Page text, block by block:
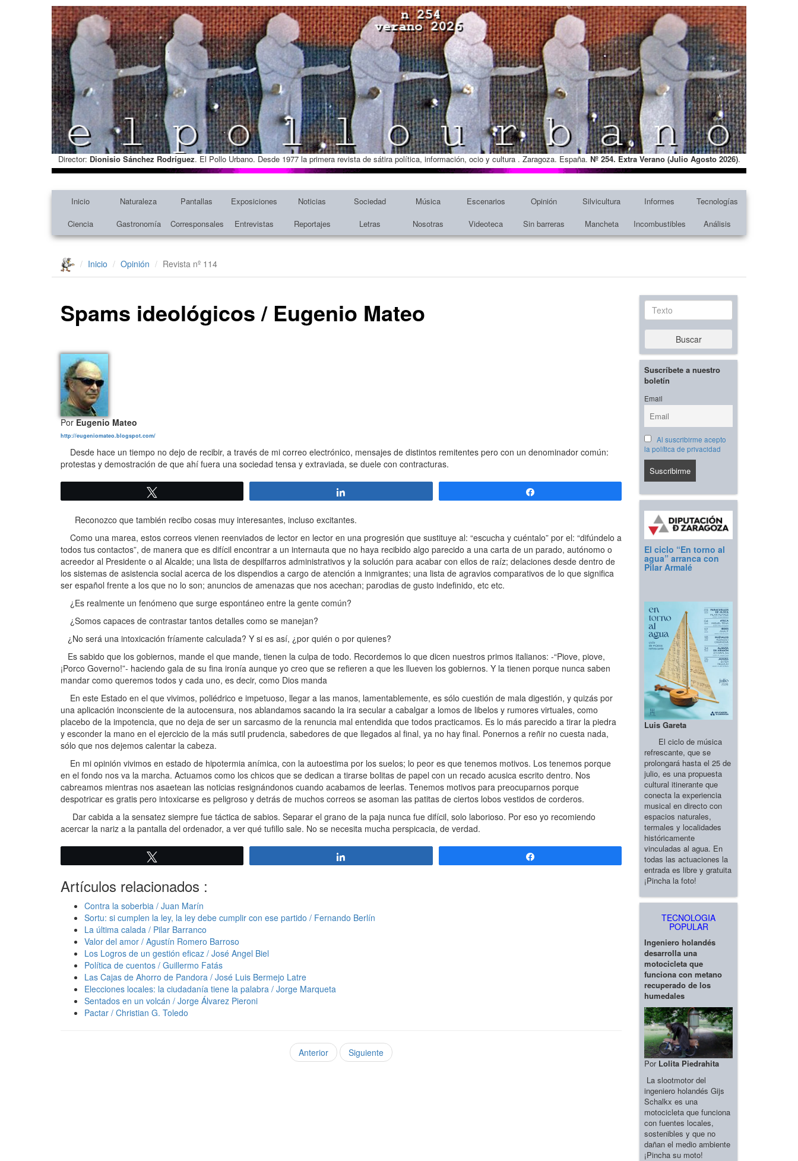
Director: Dionisio Sánchez Rodríguez. El Pollo Urbano. Desde 1977 la primera revista de sátira política, información, ocio y cultura . Zaragoza. España. Nº 254. Extra Verano (Julio Agosto 2026).
Inicio Naturaleza Pantallas Exposiciones Noticias Sociedad Música Escenarios Opinión Silvicultura Informes
Tecnologías
Ciencia
Gastronomía Corresponsales Entrevistas Reportajes Letras Nosotras Videoteca Sin barreras Mancheta Incombustibles Análisis
Inicio Opinión Revista nº 114
Spams ideológicos / Eugenio Mateo
PorEugenio Mateo
http://eugeniomateo.blogspot.com/
Desde hace un tiempo no dejo de recibir, a través de mi correo electrónico, mensajes de distintos remitentes pero con un denominador común:
protestas y demostración de que ahí fuera una sociedad tensa y extraviada, se duele con contracturas.
Reconozco que también recibo cosas muy interesantes, incluso excitantes.
Como una marea, estos correos vienen reenviados de lector en lector en una progresión que sustituye al: “escucha y cuéntalo” por el: “difúndelo a
todos tus contactos”, de manera que es difícil encontrar a un internauta que no haya recibido algo parecido a una carta de un parado, autónomo o
acreedor al Presidente o al Alcalde; una lista de despilfarros administrativos y la solución para acabar con ellos de raíz; delaciones desde dentro de
los sistemas de asistencia social acerca de los dispendios a cargo de atención a inmigrantes; una lista de agravios comparativos de lo que significa
ser español frente a los que no lo son; anuncios de amenazas que nos acechan; parodias de gusto indefinido, etc etc.
¿Es realmente un fenómeno que surge espontáneo entre la gente común?
¿Somos capaces de contrastar tantos detalles como se manejan?
¿No será una intoxicación fríamente calculada? Y si es así, ¿por quién o por quienes?
Es sabido que los gobiernos, mande el que mande, tienen la culpa de todo. Recordemos lo que dicen nuestros primos italianos: -“Piove, piove,
¡Porco Governo!”- haciendo gala de su fina ironía aunque yo creo que se refieren a que les llueven los gobiernos. Y la tienen porque nunca saben
mandar como queremos todos y cada uno, es decir, como Dios manda
En este Estado en el que vivimos, poliédrico e impetuoso, llegar a las manos, lamentablemente, es sólo cuestión de mala digestión, y quizás por
una aplicación inconsciente de la autocensura, nos ablandamos sacando la ira secular a cabalgar a lomos de libelos y rumores virtuales, como
placebo de la impotencia, que no deja de ser un sarcasmo de la renuncia mal entendida que todos practicamos. Es lo más parecido a tirar la piedra
y esconder la mano en el ejercicio de la más sutil prudencia, sabedores de que llegados al final, ya no hay final. Ponernos a reñir no cuesta nada,
sólo que nos dejemos calentar la cabeza.
En mi opinión vivimos en estado de hipotermia anímica, con la autoestima por los suelos; lo peor es que tenemos motivos. Los tenemos porque
en el fondo nos va la marcha. Actuamos como los chicos que se dedican a tirarse bolitas de papel con un recado acusica escrito dentro. Nos
cabreamos mientras nos asaetean las noticias resignándonos cuando acabamos de leerlas. Tenemos motivos para preocuparnos porque
despotricar es gratis pero intoxicarse es peligroso y detrás de muchos correos se asoman las patitas de ciertos lobos vestidos de corderos.
Dar cabida a la sensatez siempre fue táctica de sabios. Separar el grano de la paja nunca fue difícil, solo laborioso. Por eso yo recomiendo
acercar la nariz a la pantalla del ordenador, a ver qué tufillo sale. No se necesita mucha perspicacia, de verdad.
Artículos relacionados :
Contra la soberbia / Juan Marín
Sortu: si cumplen la ley, la ley debe cumplir con ese partido / Fernando Berlín
La última calada / Pilar Barranco
Valor del amor / Agustín Romero Barroso
Los Logros de un gestión eficaz / José Angel Biel
Política de cuentos / Guillermo Fatás
Las Cajas de Ahorro de Pandora / José Luis Bermejo Latre
Elecciones locales: la ciudadanía tiene la palabra / Jorge Marqueta
Sentados en un volcán / Jorge Álvarez Pieroni
Pactar / Christian G. Toledo
Anterior Siguiente
Texto
Buscar
Suscríbete a nuestro
boletín
Email
Al suscribirme acepto
la política de privacidad
El ciclo “En torno al
agua” arranca con
Pilar Armalé
Luis Gareta
El ciclo de música
refrescante, que se
prolongará hasta el 25 de
julio, es una propuesta
cultural itinerante que
conecta la experiencia
musical en directo con
espacios naturales,
termales y localidades
históricamente
vinculadas al agua. En
todas las actuaciones la
entrada es libre y gratuita
¡Pincha la foto!
TECNOLOGIA
POPULAR
Ingeniero holandés
desarrolla una
motocicleta que
funciona con metano
recuperado de los
humedales
Por Lolita Piedrahita
La slootmotor del
ingeniero holandés Gijs
Schalkx es una
motocicleta que funciona
con fuentes locales,
sostenibles y que no
dañan el medio ambiente
¡Pincha su moto!